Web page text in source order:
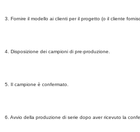
3. Fornire il modello ai clienti per il progetto (o il cliente
4. Disposizione dei campioni di pre-produzione.
5. Il campione è confermato.
6. Avvio della produzione di serie dopo aver ricevuto la